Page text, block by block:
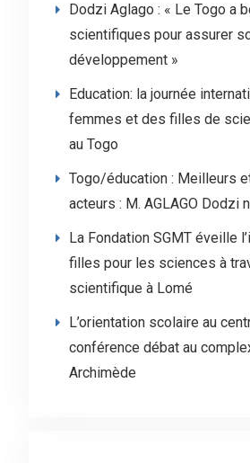
Dodzi Aglago : « Le Togo a
scientifiques pour assurer
développement »
Education: la journée
femmes et des filles de
au Togo
Togo/éducation : Meilleurs
acteurs : M. AGLAGO Dodzi
La Fondation SGMT éveille
filles pour les sciences à
scientifique à Lomé
L’orientation scolaire au
conférence débat au
Archimède